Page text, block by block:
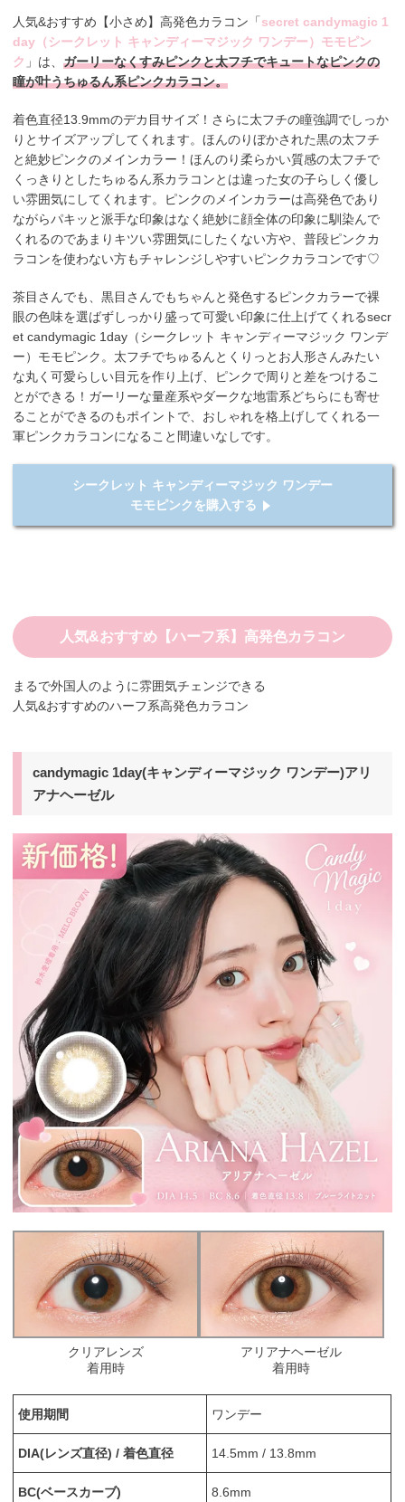
人気&おすすめ【小さめ】高発色カラコン「secret candymagic 1
day（シークレット キャンディーマジック ワンデー）モモピン
ク 」は、ガーリーなくすみピンクと太フチでキュートなピンクの
瞳が叶うちゅるん系ピンクカラコン。
着色直径13.9mmのデカ目サイズ！さらに太フチの瞳強調でしっか
りとサイズアップしてくれます。ほんのりぼかされた黒の太フチ
と絶妙ピンクのメインカラー！ほんのり柔らかい質感の太フチで
くっきりとしたちゅるん系カラコンとは違った女の子らしく優し
い雰囲気にしてくれます。ピンクのメインカラーは高発色であり
ながらパキッと派手な印象はなく絶妙に顔全体の印象に馴染んで
くれるのであまりキツい雰囲気にしたくない方や、普段ピンクカ
ラコンを使わない方もチャレンジしやすいピンクカラコンです♡
茶目さんでも、黒目さんでもちゃんと発色するピンクカラーで裸
眼の色味を選ばずしっかり盛って可愛い印象に仕上げてくれるsecr
et candymagic 1day（シークレット キャンディーマジック ワンデ
ー）モモピンク。太フチでちゅるんとくりっとお人形さんみたい
な丸く可愛らしい目元を作り上げ、ピンクで周りと差をつけるこ
とができる！ガーリーな量産系やダークな地雷系どちらにも寄せ
ることができるのもポイントで、おしゃれを格上げしてくれる一
軍ピンクカラコンになること間違いなしです。
シークレット キャンディーマジック ワンデー
モモピンクを購入する
人気&おすすめ【ハーフ系】高発色カラコン
まるで外国人のように雰囲気チェンジできる
人気&おすすめのハーフ系高発色カラコン
candymagic 1day(キャンディーマジック ワンデー)アリ
アナヘーゼル
クリアレンズ
着用時
アリアナヘーゼル
着用時
使用期間 ワンデー
DIA(レンズ直径) / 着色直径 14.5mm / 13.8mm
BC(ベースカーブ) 8.6mm